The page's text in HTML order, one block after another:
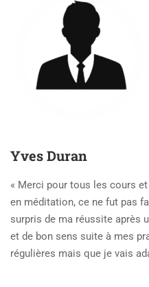
Yves Duran
« Merci pour tous les cours
en méditation, ce ne fut pas
surpris de ma réussite après
et de bon sens suite à mes
régulières mais que je vais